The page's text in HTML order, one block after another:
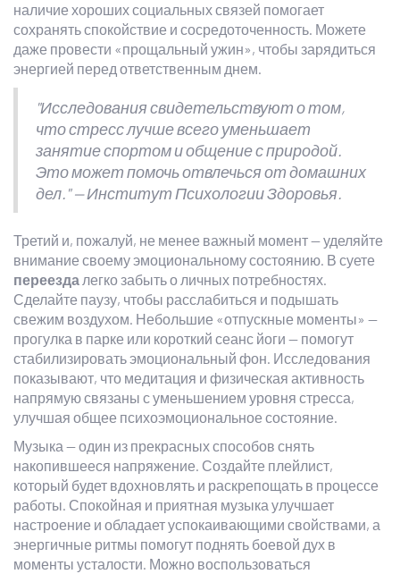
наличие хороших социальных связей помогает
сохранять спокойствие и сосредоточенность. Можете
даже провести «прощальный ужин», чтобы зарядиться
энергией перед ответственным днем.
"Исследования свидетельствуют о том,
что стресс лучше всего уменьшает
занятие спортом и общение с природой.
Это может помочь отвлечься от домашних
дел." — Институт Психологии Здоровья.
Третий и, пожалуй, не менее важный момент — уделяйте
внимание своему эмоциональному состоянию. В суете
переезда легко забыть о личных потребностях.
Сделайте паузу, чтобы расслабиться и подышать
свежим воздухом. Небольшие «отпускные моменты» —
прогулка в парке или короткий сеанс йоги — помогут
стабилизировать эмоциональный фон. Исследования
показывают, что медитация и физическая активность
напрямую связаны с уменьшением уровня стресса,
улучшая общее психоэмоциональное состояние.
Музыка — один из прекрасных способов снять
накопившееся напряжение. Создайте плейлист,
который будет вдохновлять и раскрепощать в процессе
работы. Спокойная и приятная музыка улучшает
настроение и обладает успокаивающими свойствами, а
энергичные ритмы помогут поднять боевой дух в
моменты усталости. Можно воспользоваться